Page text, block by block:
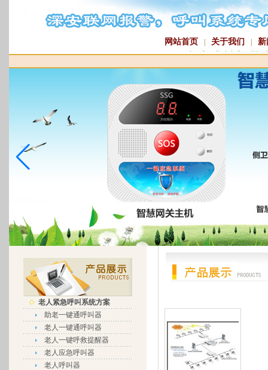
网站首页 关于我们 新
老人紧急呼叫系统方案
助老一键通呼叫器
老人一键通呼叫器
老人一键呼救提醒器
老人应急呼叫器
老人呼叫器